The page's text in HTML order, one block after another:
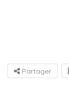
Partager